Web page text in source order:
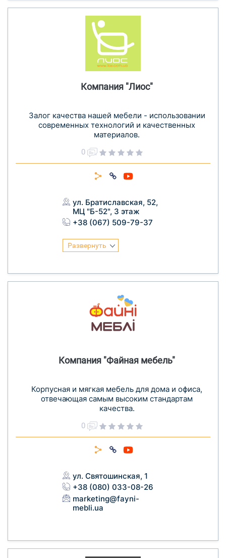
Компания "Лиос"
Залог качества нашей мебели - использовании
современных технологий и качественных
материалов.
0
ул. Братиславская, 52,
МЦ "Б-52", 3 этаж
+38 (067) 509-79-37
Развернуть
Компания "Файная мебель"
Корпусная и мягкая мебель для дома и офиса,
отвечающая самым высоким стандартам
качества.
0
ул. Святошинская, 1
+38 (080) 033-08-26
marketing@fayni-
mebli.ua